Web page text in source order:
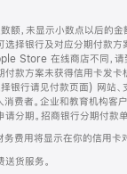
，未显示小数点以后的
选择银行及对应分期付
Store 在线商店不同，
付款方案未获得信用卡
银行请见付款页面) 网站
消费者。企业和教育机
请分期。招商银行分期付
费用将显示在你的信用卡
货服务。